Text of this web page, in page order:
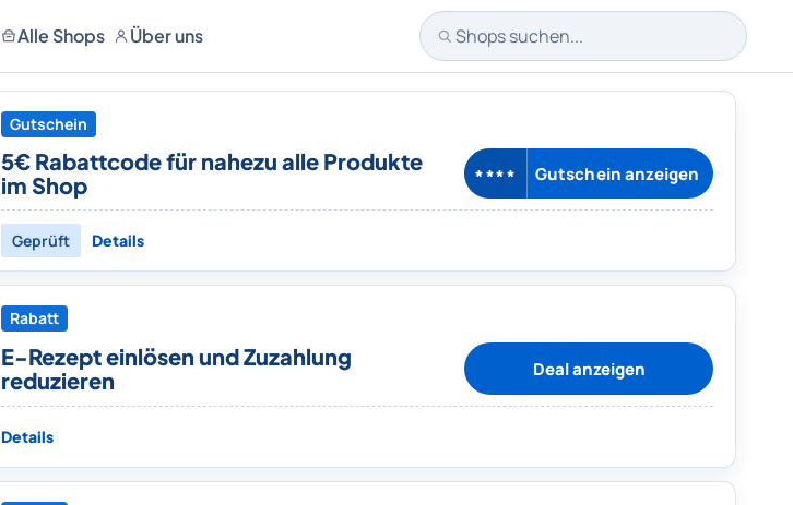
Alle Shops Über uns Shops suchen
Gutschein
5€ Rabattcode für nahezu alle Produkte
im Shop
**** Gutschein anzeigen
Geprüft Details
Rabatt
E-Rezept einlösen und Zuzahlung
reduzieren
Deal anzeigen
Details